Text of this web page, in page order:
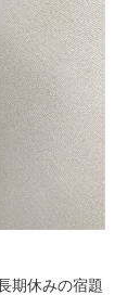
期休みの宿題